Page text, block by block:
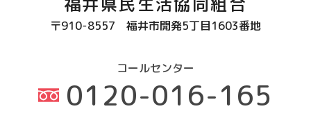
〒910-8557 福井市開発5丁目1603番地
コールセンター
0120-016-165